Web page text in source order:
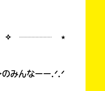
✧ ┈┈┈┈ ⋆
みんなーー.ᐟ.ᐟ